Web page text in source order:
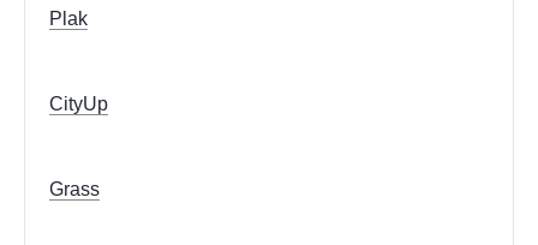
Plak
CityUp
Grass